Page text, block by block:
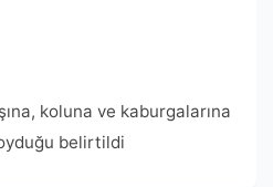
koluna ve kaburgalarına
belirtildi